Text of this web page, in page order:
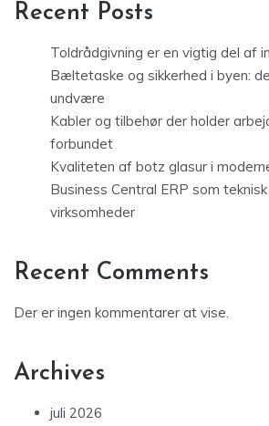
Recent Posts
Toldrådgivning er en vigtig del af
Bæltetaske og sikkerhed i byen:
undvære
Kabler og tilbehør der holder
forbundet
Kvaliteten af botz glasur i
Business Central ERP som
virksomheder
Recent Comments
Der er ingen kommentarer at vise.
Archives
juli 2026